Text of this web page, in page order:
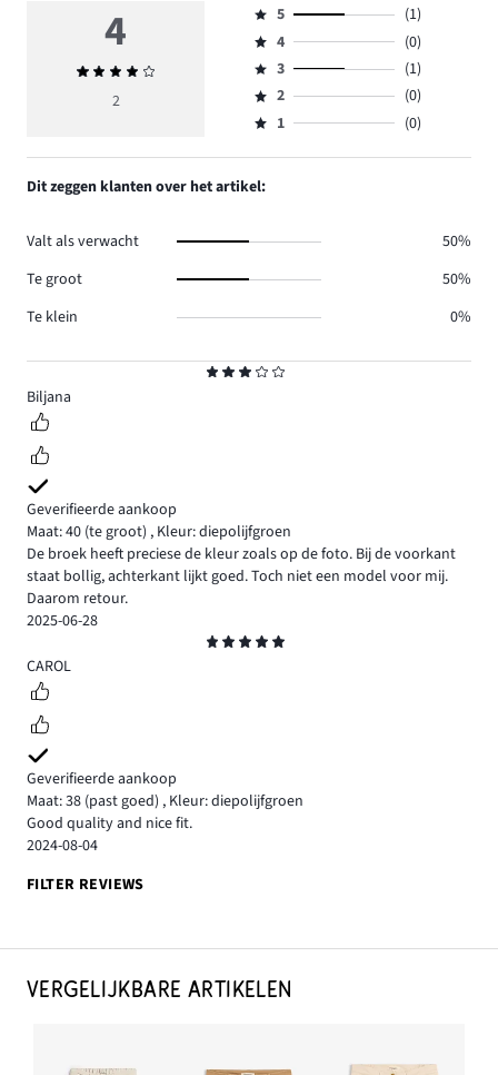
3
Biljana
Geverifieerde aankoop
Maat: 40 (te groot) , Kleur: diepolijfgroen
De broek heeft preciese de kleur zoals op de foto. Bij de voorkant
staat bollig, achterkant lijkt goed. Toch niet een model voor mij.
Daarom retour.
2025-06-28
5
CAROL
Geverifieerde aankoop
Maat: 38 (past goed) , Kleur: diepolijfgroen
Good quality and nice fit.
2024-08-04
FILTER REVIEWS
4
Gemiddelde
beoordeling
2
Beoordeling
5,
aantal
reviews
1.
5
(1)
Beoordeling
4,
aantal
reviews
4
(0)
Beoordeling
3,
aantal
3
(1)
Beoordeling
2,
0.
2
(0)
Beoordeling
1,
aantal
reviews
1 (0)
Dit zeggen klanten over het artikel:
Valt als verwacht
50%
Te groot
50%
Te klein
0%
VERGELIJKBARE ARTIKELEN